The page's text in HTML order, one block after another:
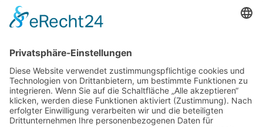
Anfertigung von Erinnerungsschmuck, z. B. mit dem
Umfassende Beratung zur Bestattungsvorsorge
Erledigung von Rentenangelegenheiten, Ab- und
Ummeldungen (z. B. Werbepost, GEZ, Hausrat,
Haftpflicht, Telekom, …), Korrespondenz mit